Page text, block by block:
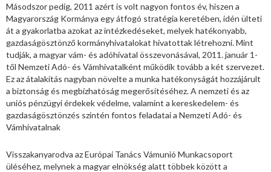
Másodszor pedig, 2011 azért is volt nagyon fontos év, hiszen a
Magyarország Kormánya egy átfogó stratégia keretében, idén ülteti
át a gyakorlatba azokat az intézkedéseket, melyek hatékonyabb,
gazdaságösztönző kormányhivatalokat hivatottak létrehozni. Mint
tudják, a magyar vám- és adóhivatal összevonásával, 2011. január 1-
től Nemzeti Adó- és Vámhivatalként működik tovább a két szervezet.
Ez az átalakítás nagyban növelte a munka hatékonyságát hozzájárult
a biztonság és megbízhatóság megerősítéséhez. A nemzeti és az
uniós pénzügyi érdekek védelme, valamint a kereskedelem- és
gazdaságösztönzés szintén fontos feladatai a Nemzeti Adó- és
Vámhivatalnak
Visszakanyarodva az Európai Tanács Vámunió Munkacsoport
üléséhez, melynek a magyar elnökség alatt többek között a